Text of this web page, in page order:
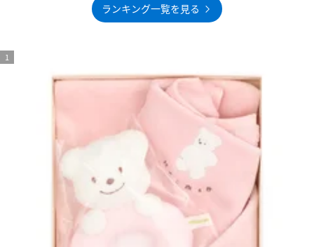
ランキング一覧を見る